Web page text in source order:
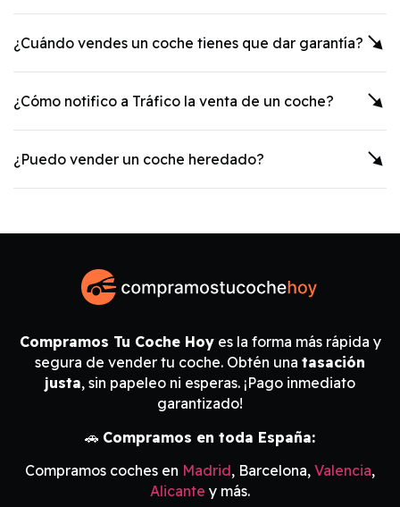
¿Cuándo vendes un coche tienes que dar garantía?
¿Cómo notifico a Tráfico la venta de un coche?
¿Puedo vender un coche heredado?
Compramos Tu Coche Hoyes la forma más rápida y
segura de vender tu coche. Obtén una tasación
justa, sin papeleo ni esperas. ¡Pago inmediato
garantizado!
🚗 Compramos en toda España:
Compramos coches en Madrid, Barcelona, Valencia,
Alicante y más.